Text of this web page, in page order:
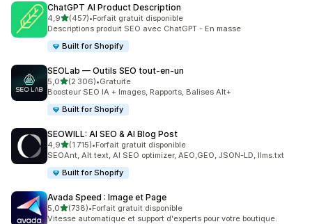
ChatGPT AI Product Description
4,9étoile(s) sur 5
(457)
457 avis au total
•Forfait gratuit disponible
Descriptions produit SEO avec ChatGPT - En masse
Built for Shopify
SEOLab — Outils SEO tout‑en‑un
5,0étoile(s) sur 5
(2 306)
2306 avis au total
•Gratuite
Boosteur SEO IA + Images, Rapports, Balises Alt+
Built for Shopify
SEOWILL: AI SEO & AI Blog Post
4,9étoile(s) sur 5
(1 715)
1715 avis au total
•Forfait gratuit disponible
SEOAnt, Alt text, AI SEO optimizer, AEO,GEO, JSON-LD, llms.txt
Built for Shopify
Avada Speed : Image et Page
5,0étoile(s) sur 5
(738)
738 avis au total
•Forfait gratuit disponible
Vitesse automatique et support d'experts pour votre boutique.